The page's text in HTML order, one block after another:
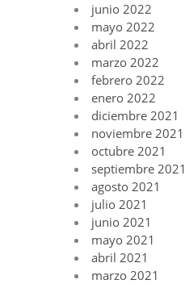
junio 2022
mayo 2022
abril 2022
marzo 2022
febrero 2022
enero 2022
diciembre 2021
noviembre 2021
octubre 2021
septiembre 2021
agosto 2021
julio 2021
junio 2021
mayo 2021
abril 2021
marzo 2021